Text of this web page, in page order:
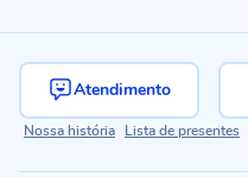
Atendimento
Nossa história Lista de presentes